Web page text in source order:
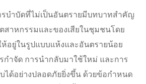
รบำบัดที่ไม่เป็นอันตรายมีบทบาทสำคัญ
สาหกรรมและของเสียในชุมชนโดย
ห้อยู่ในรูปแบบแห้งและอันตรายน้อย
กำจัด การนำกลับมาใช้ใหม่ และการ
ได้อย่างปลอดภัยยิ่งขึ้น ด้วยข้อกำหนด